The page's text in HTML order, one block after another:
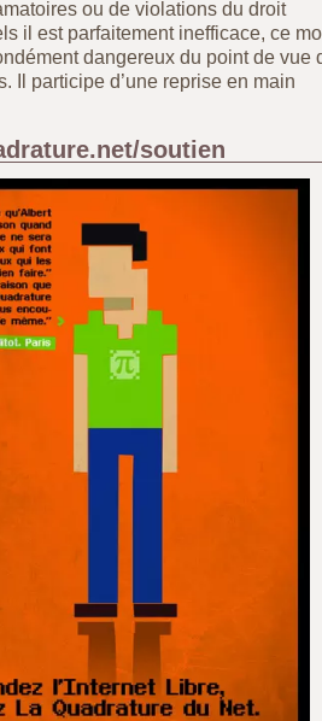
ou de violations du droit
il est parfaitement inefficace, ce
dangereux du point de vue
Il participe d’une reprise en main
soutien